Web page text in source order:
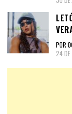
POR
24 DE